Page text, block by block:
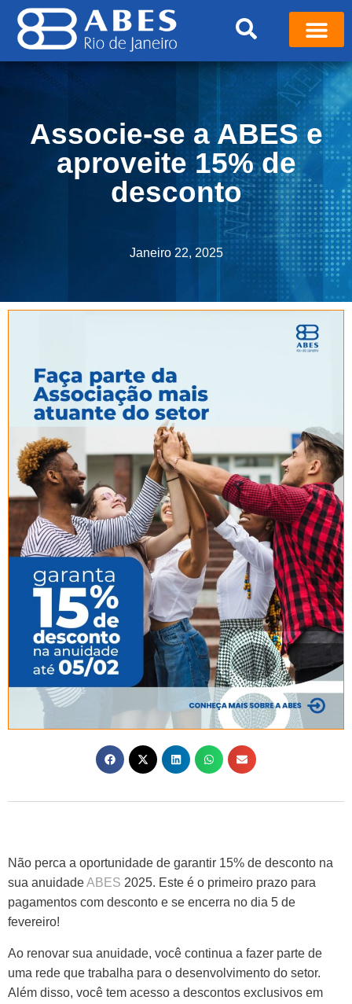
Associe-se a ABES e
aproveite 15% de
desconto
Janeiro 22, 2025
Não perca a oportunidade de garantir 15% de desconto na
sua anuidadeABES 2025. Este é o primeiro prazo para
pagamentos com desconto e se encerra no dia 5 de
fevereiro!
Ao renovar sua anuidade, você continua a fazer parte de
uma rede que trabalha para o desenvolvimento do setor.
Além disso, você tem acesso a descontos exclusivos em